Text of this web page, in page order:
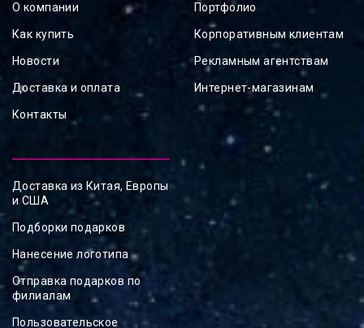
О компании
Как купить
Новости
Доставка и оплата
Контакты
Портфолио
Корпоративным клиентам
Рекламным агентствам
Интернет-магазинам
Доставка из Китая, Европы
и США
Подборки подарков
Нанесение логотипа
Отправка подарков по
филиалам
Пользовательское